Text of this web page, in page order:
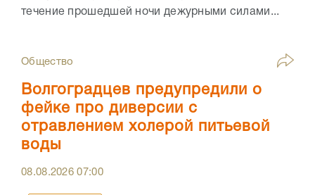
течение прошедшей ночи дежурными силами...
Общество
Волгоградцев предупредили о
фейке про диверсии с
отравлением холерой питьевой
воды
08.08.202607:00